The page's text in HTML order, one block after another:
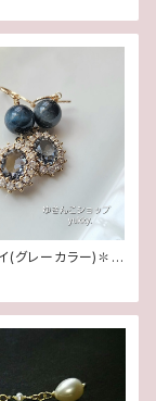
(グレーカラー)✽フ
14kgfピアス/イヤ